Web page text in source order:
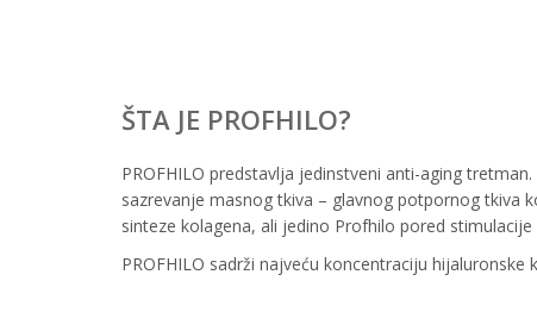
ŠTA JE PROFHILO?
PROFHILO predstavlja jedinstveni anti-aging
sazrevanje masnog tkiva – glavnog potpornog tkiva
sinteze kolagena, ali jedino Profhilo pored
PROFHILO sadrži najveću koncentraciju